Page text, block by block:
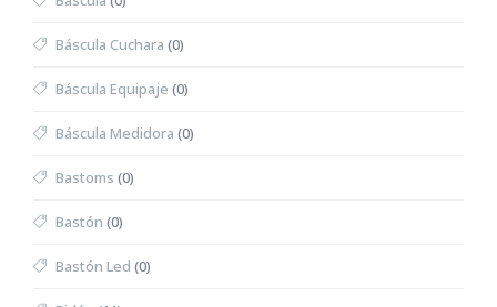
Báscula Cuchara (0)
Báscula Equipaje (0)
Báscula Medidora (0)
Bastoms (0)
Bastón (0)
Bastón Led (0)